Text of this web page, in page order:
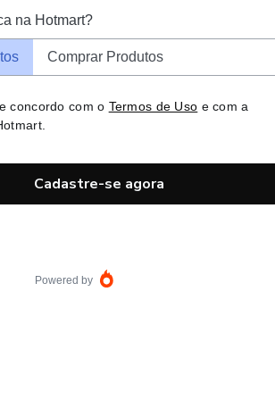
na Hotmart?
Comprar Produtos
concordo com o Termos de Uso e com a
Cadastre-se agora
Powered by